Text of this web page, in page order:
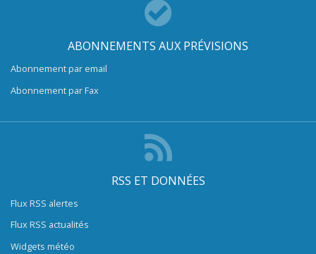
ABONNEMENTS AUX PRÉVISIONS
Abonnement par email
Abonnement par Fax
RSS ET DONNÉES
Flux RSS alertes
Flux RSS actualités
Widgets météo